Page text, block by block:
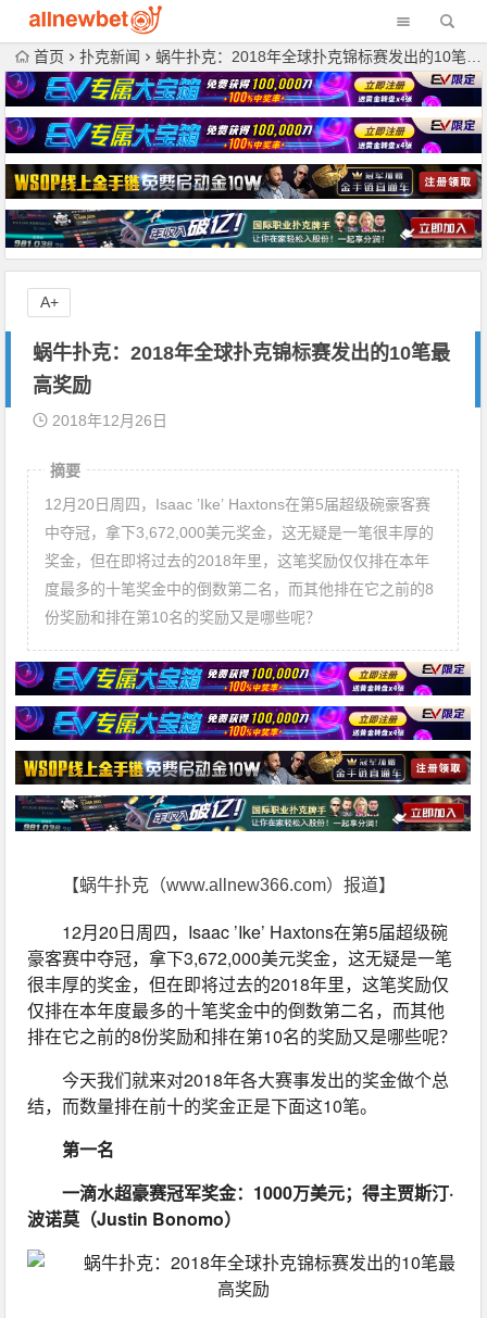
首页 扑克新闻 蜗牛扑克：2018年全球扑克锦标赛发出的10笔最高奖励
蜗牛扑克：2018年全球扑克锦标赛发出的10笔最
高奖励
2018年12月26日
摘要
12月20日周四，Isaac ’Ike’ Haxtons在第5届超级碗豪客赛
中夺冠，拿下3,672,000美元奖金，这无疑是一笔很丰厚的
奖金，但在即将过去的2018年里，这笔奖励仅仅排在本年
度最多的十笔奖金中的倒数第二名，而其他排在它之前的8
份奖励和排在第10名的奖励又是哪些呢？
【蜗牛扑克（www.allnew366.com）报道】
12月20日周四，Isaac ’Ike’ Haxtons在第5届超级碗
豪客赛中夺冠，拿下3,672,000美元奖金，这无疑是一笔
很丰厚的奖金，但在即将过去的2018年里，这笔奖励仅
仅排在本年度最多的十笔奖金中的倒数第二名，而其他
排在它之前的8份奖励和排在第10名的奖励又是哪些呢？
今天我们就来对2018年各大赛事发出的奖金做个总
结，而数量排在前十的奖金正是下面这10笔。
第一名
一滴水超豪赛冠军奖金：1000万美元；得主贾斯汀·
波诺莫（Justin Bonomo）
A+